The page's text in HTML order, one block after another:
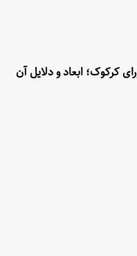
کرکوک؛ ابعاد و دلایل آن